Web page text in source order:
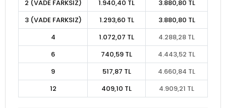
2 (VADE FARKSIZ)
1.940,40 TL
3.880,80 TL
3 (VADE FARKSIZ)
1.293,60 TL
3.880,80 TL
4
1.072,07 TL
4.288,28 TL
6
740,59 TL
4.443,52 TL
9
517,87 TL
4.660,84 TL
12
409,10 TL 4.909,21 TL